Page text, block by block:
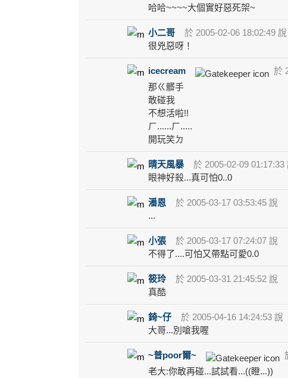
哈哈~~~~大個實好惡死架~
小二哥
於 2005-02-06 18:02:49 說
很兇惡呀！
icecream
於
那ㄍ髒手
敢碰我
不想活啦!!
ㄏ......ㄏ.....
開玩笑ㄉ
晴天風暴
於 2005-02-09 01:17:33
眼神好殺...真可怕0..0
潘恩
於 2005-03-17 03:53:45 說
...
小張
於 2005-03-17 07:24:07 說
不得了....可怕又帶點可愛0.0
筱玲
於 2005-03-31 21:45:52 說
真酷
錡~仔
於 2005-04-16 14:24:53 說
大哥...別嗆我喔
~普poor爾~
老大:你敢再碰...試試看...((瞪...))